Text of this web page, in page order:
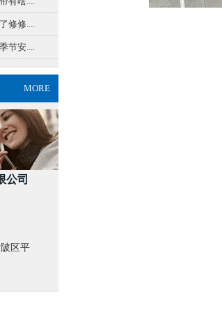
修修....
节安....
MORE
公司
区平